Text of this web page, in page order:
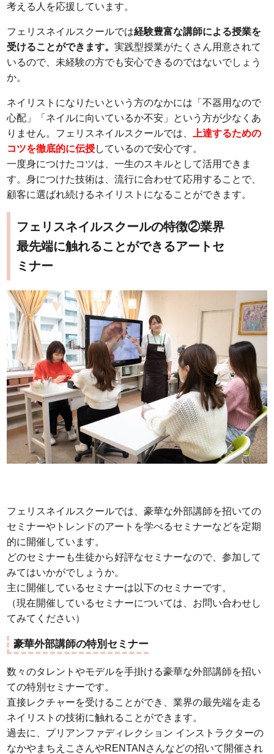
考える人を応援しています。
フェリスネイルスクールでは経験豊富な講師による授業を
受けることができます。実践型授業がたくさん用意されて
いるので、未経験の方でも安心できるのではないでしょう
か。
ネイリストになりたいという方のなかには「不器用なので
心配」「ネイルに向いているか不安」という方が少なくあ
りません。フェリスネイルスクールでは、
上達するための
コツを徹底的に伝授しているので安心です。
一度身につけたコツは、一生のスキルとして活用できま
す。身につけた技術は、流行に合わせて応用することで、
顧客に選ばれ続けるネイリストになることができます。
フェリスネイルスクールの特徴②業界
最先端に触れることができるアートセ
ミナー
フェリスネイルスクールでは、豪華な外部講師を招いての
セミナーやトレンドのアートを学べるセミナーなどを定期
的に開催しています。
どのセミナーも生徒から好評なセミナーなので、参加して
みてはいかがでしょうか。
主に開催しているセミナーは以下のセミナーです。
（現在開催しているセミナーについては、お問い合わせし
てみてください）
豪華外部講師の特別セミナー
数々のタレントやモデルを手掛ける豪華な外部講師を招い
ての特別セミナーです。
直接レクチャーを受けることができ、業界の最先端を走る
ネイリストの技術に触れることができます。
過去に、プリアンファディレクション インストラクターの
なかやまちえこさんやRENTANさんなどの招いて開催され